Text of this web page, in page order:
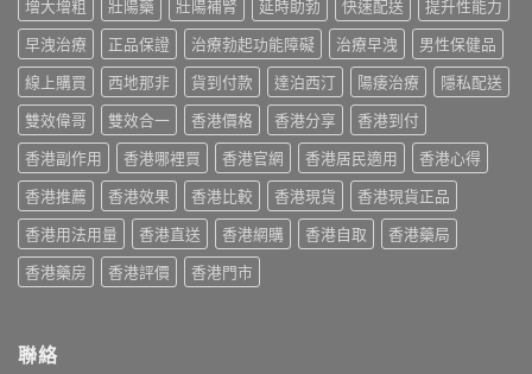
辨
與
購
買
指
南〉
中
60
與
原
廠
比
較
及
正
貨
分
辨
指
南〉
中
最
抵？
Super
Tadarise
雙
效
片
效
果
與
選
購
指
南〉
香
港
男
士
必
睇
的
印
度
仿
製
藥
選
購
增大增粗
壯陽藥 壯陽補腎 延時助勃 快速配送
提升性能力
早洩治療
正品保證 治療勃起功能障礙 治療早洩
男性保健品
線上購買
西地那非 貨到付款 達泊西汀 陽痿治療
隱私配送
雙效偉哥
雙效合一 香港價格 香港分享
香港到付
香港副作用
香港哪裡買 香港官網 香港居民適用
香港心得
香港推薦
香港效果 香港比較 香港現貨
香港現貨正品
香港用法用量
香港直送 香港網購 香港自取
香港藥局
香港藥房
香港評價 香港門市
聯絡